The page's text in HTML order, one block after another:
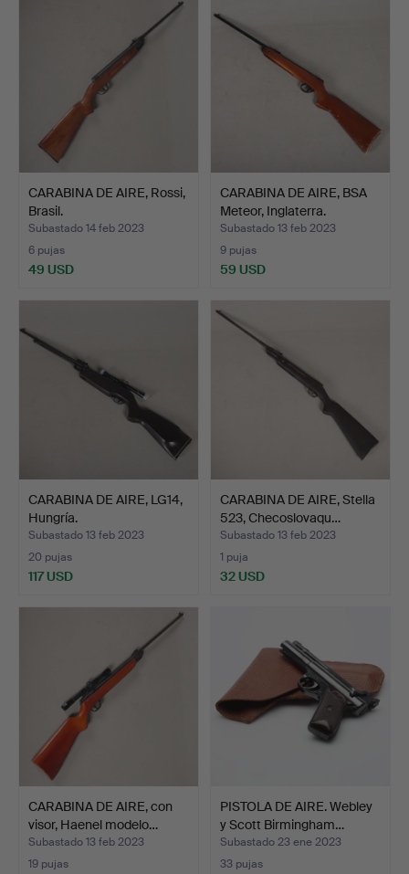
CARABINA DE AIRE, Rossi,
Brasil.
Subastado 14 feb 2023
6 pujas
49 USD
CARABINA DE AIRE, BSA
Meteor, Inglaterra.
Subastado 13 feb 2023
9 pujas
59 USD
CARABINA DE AIRE, LG14,
Hungría.
Subastado 13 feb 2023
20 pujas
117 USD
CARABINA DE AIRE, Stella
523, Checoslovaqu…
Subastado 13 feb 2023
1 puja
32 USD
CARABINA DE AIRE, con
visor, Haenel modelo…
Subastado 13 feb 2023
19 pujas
PISTOLA DE AIRE. Webley
y Scott Birmingham…
Subastado 23 ene 2023
33 pujas